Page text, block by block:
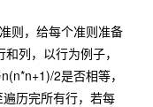
则，给每个准则准备
列，以行为例子，
2是否相等，
历完所有行，若每